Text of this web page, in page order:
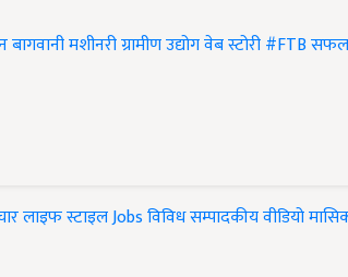
बागवानीमशीनरीग्रामीण उद्योगवेब स्टोरी#FTBसफल
लाइफ स्टाइलJobsविविधसम्पादकीयवीडियो